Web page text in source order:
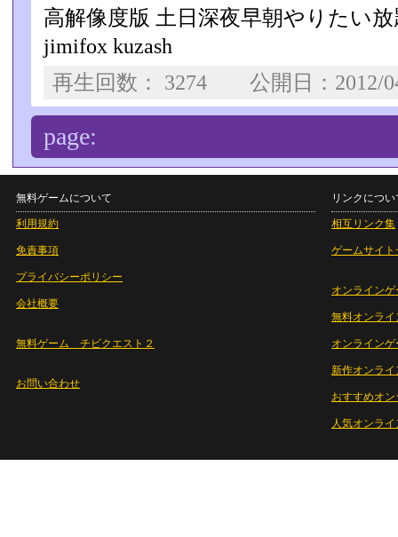
高解像度版 土日深夜早朝やりたい
jimifox kuzash
再生回数： 3274 公開日：
page:
無料ゲームについて
利用規約
免責事項
プライバシーポリシー
会社概要
無料ゲーム チビクエスト２
お問い合わせ
リンクについ
相互リンク集
ゲームサイト
オンラインゲ
無料オンライ
オンライン
新作オンライ
おすすめオ
人気オンラ